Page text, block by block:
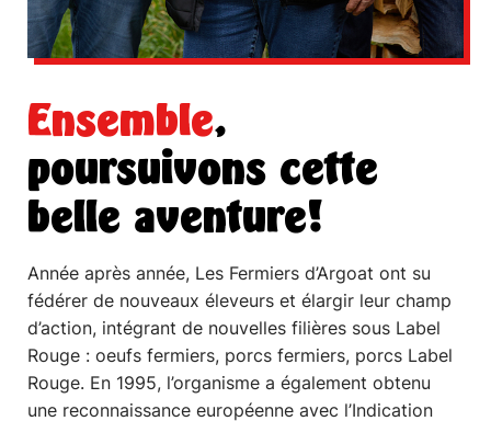
Ensemble,
poursuivons cette
belle aventure!
Année après année, Les Fermiers d’Argoat ont su
fédérer de nouveaux éleveurs et élargir leur champ
d’action, intégrant de nouvelles filières sous Label
Rouge : oeufs fermiers, porcs fermiers, porcs Label
Rouge. En 1995, l’organisme a également obtenu
une reconnaissance européenne avec l’Indication